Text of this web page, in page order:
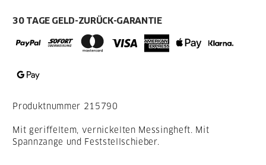
30 TAGE GELD-ZURÜCK-GARANTIE
Produktnummer 215790
Mit geriffeltem, vernickelten Messingheft. Mit
Spannzange und Feststellschieber.